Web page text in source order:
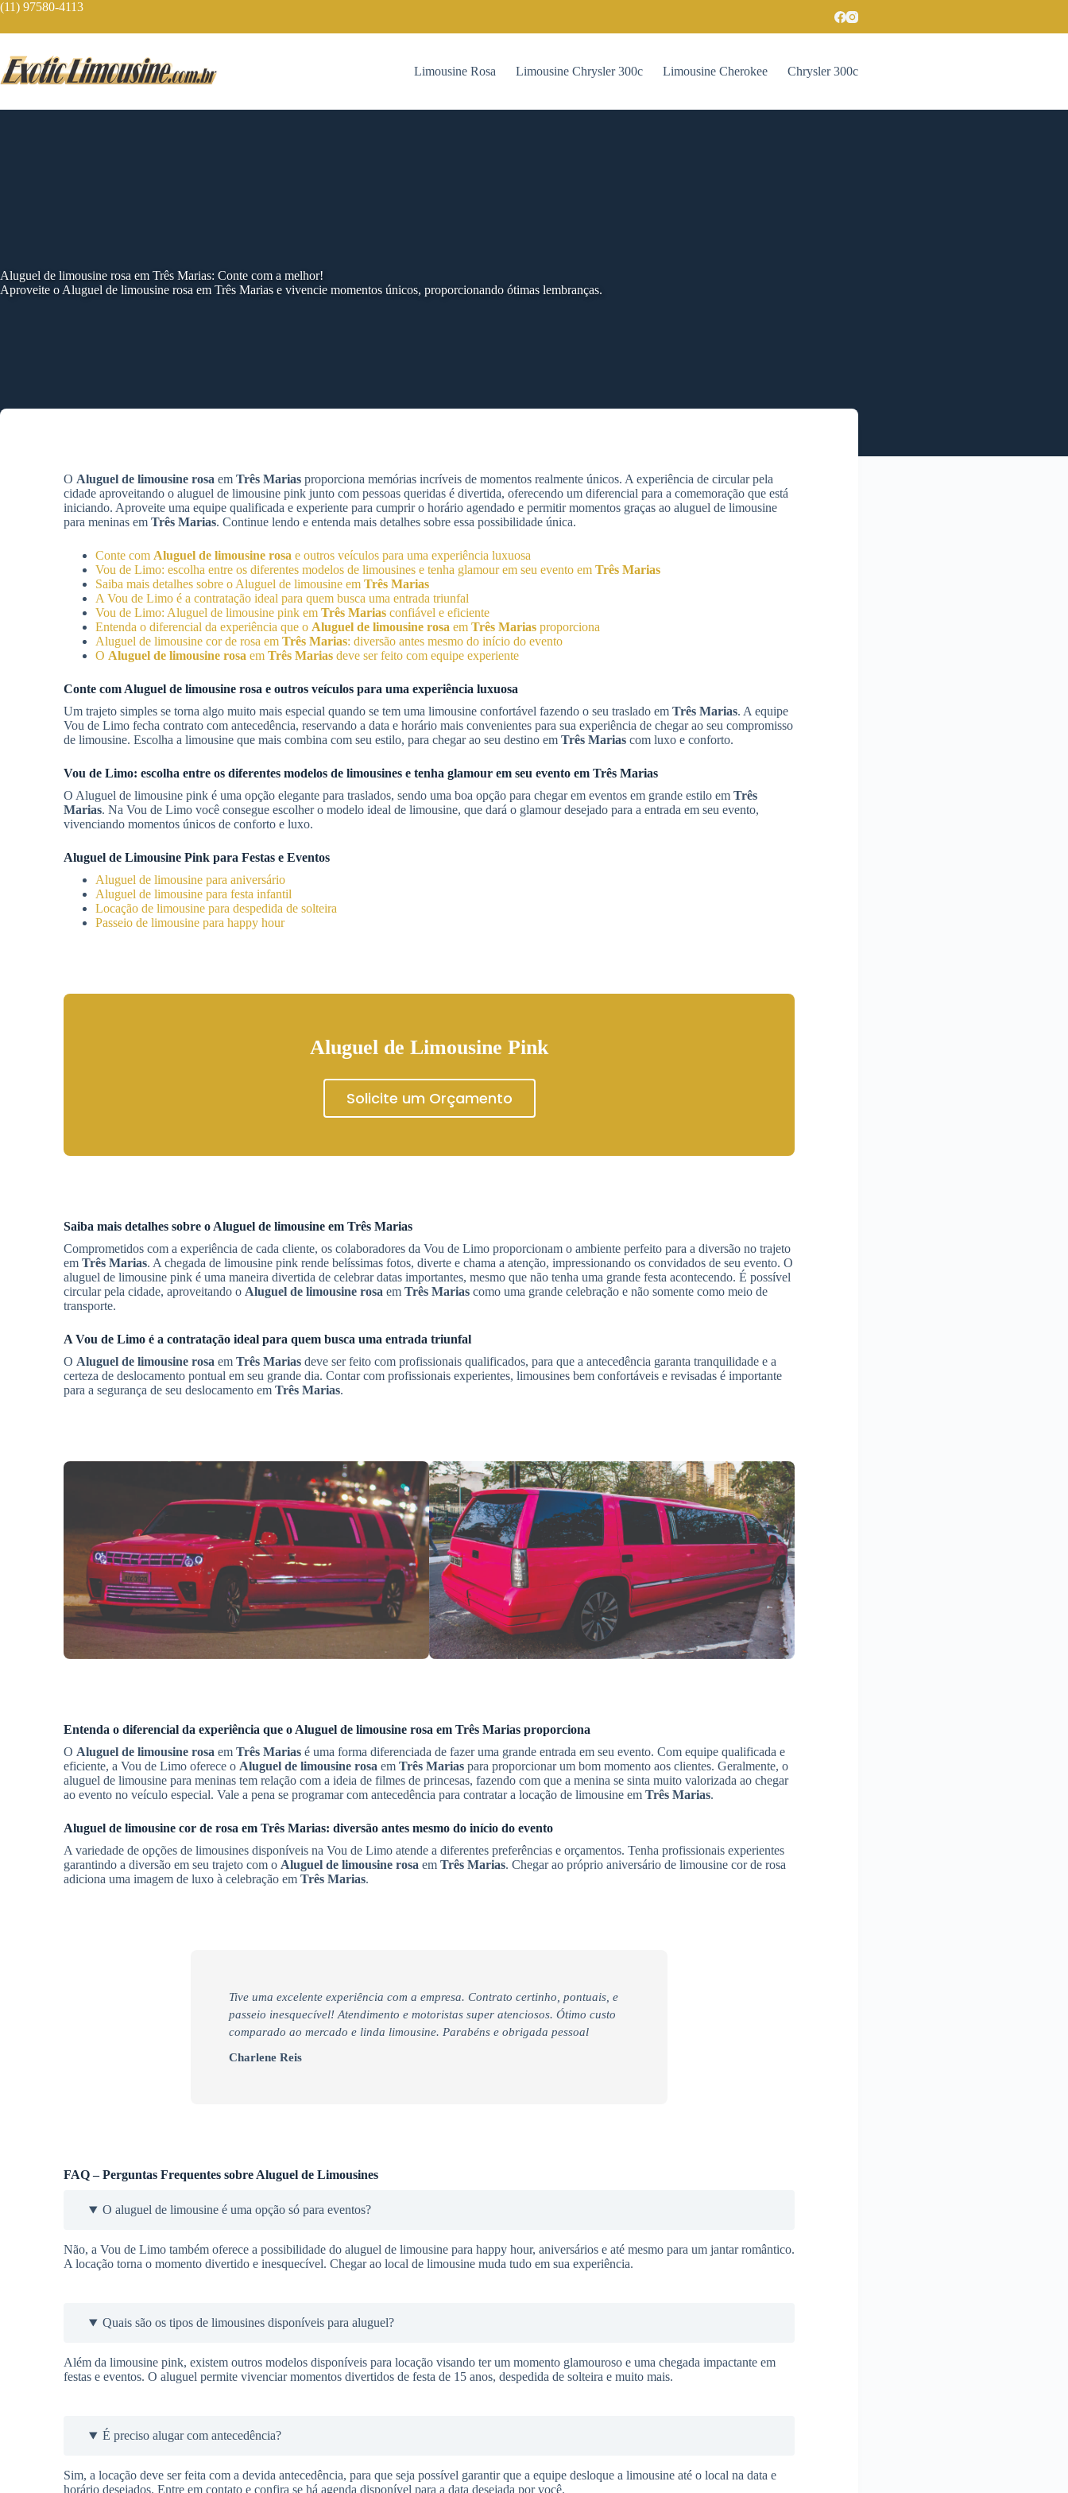
Skip
content
(11) 97580-4113
Limousine Rosa Limousine Chrysler 300c Limousine Cherokee Chrysler 300c
Aluguel de limousine rosa em Três Marias: Conte com a melhor!
Aproveite o Aluguel de limousine rosa em Três Marias e vivencie momentos únicos, proporcionando ótimas lembranças.
O Aluguel de limousine rosa em Três Marias proporciona memórias incríveis de momentos realmente únicos. A experiência de circular pela
cidade aproveitando o aluguel de limousine pink junto com pessoas queridas é divertida, oferecendo um diferencial para a comemoração que está
iniciando. Aproveite uma equipe qualificada e experiente para cumprir o horário agendado e permitir momentos graças ao aluguel de limousine
para meninas em Três Marias. Continue lendo e entenda mais detalhes sobre essa possibilidade única.
Conte com Aluguel de limousine rosa e outros veículos para uma experiência luxuosa
Vou de Limo: escolha entre os diferentes modelos de limousines e tenha glamour em seu evento em Três Marias
Saiba mais detalhes sobre o Aluguel de limousine em Três Marias
A Vou de Limo é a contratação ideal para quem busca uma entrada triunfal
Vou de Limo: Aluguel de limousine pink em Três Marias confiável e eficiente
Entenda o diferencial da experiência que o Aluguel de limousine rosa em Três Marias proporciona
Aluguel de limousine cor de rosa em Três Marias: diversão antes mesmo do início do evento
O Aluguel de limousine rosa em Três Marias deve ser feito com equipe experiente
Conte com Aluguel de limousine rosa e outros veículos para uma experiência luxuosa
Um trajeto simples se torna algo muito mais especial quando se tem uma limousine confortável fazendo o seu traslado em Três Marias. A equipe
Vou de Limo fecha contrato com antecedência, reservando a data e horário mais convenientes para sua experiência de chegar ao seu compromisso
de limousine. Escolha a limousine que mais combina com seu estilo, para chegar ao seu destino em Três Marias com luxo e conforto.
Vou de Limo: escolha entre os diferentes modelos de limousines e tenha glamour em seu evento em Três Marias
O Aluguel de limousine pink é uma opção elegante para traslados, sendo uma boa opção para chegar em eventos em grande estilo em Três
Marias. Na Vou de Limo você consegue escolher o modelo ideal de limousine, que dará o glamour desejado para a entrada em seu evento,
vivenciando momentos únicos de conforto e luxo.
Aluguel de Limousine Pink para Festas e Eventos
Aluguel de limousine para aniversário
Aluguel de limousine para festa infantil
Locação de limousine para despedida de solteira
Passeio de limousine para happy hour
Aluguel de Limousine Pink
Solicite um Orçamento
Saiba mais detalhes sobre o Aluguel de limousine em Três Marias
Comprometidos com a experiência de cada cliente, os colaboradores da Vou de Limo proporcionam o ambiente perfeito para a diversão no trajeto
em Três Marias. A chegada de limousine pink rende belíssimas fotos, diverte e chama a atenção, impressionando os convidados de seu evento. O
aluguel de limousine pink é uma maneira divertida de celebrar datas importantes, mesmo que não tenha uma grande festa acontecendo. É possível
circular pela cidade, aproveitando o Aluguel de limousine rosa em Três Marias como uma grande celebração e não somente como meio de
transporte.
A Vou de Limo é a contratação ideal para quem busca uma entrada triunfal
O Aluguel de limousine rosa em Três Marias deve ser feito com profissionais qualificados, para que a antecedência garanta tranquilidade e a
certeza de deslocamento pontual em seu grande dia. Contar com profissionais experientes, limousines bem confortáveis e revisadas é importante
para a segurança de seu deslocamento em Três Marias.
Entenda o diferencial da experiência que o Aluguel de limousine rosa em Três Marias proporciona
O Aluguel de limousine rosa em Três Marias é uma forma diferenciada de fazer uma grande entrada em seu evento. Com equipe qualificada e
eficiente, a Vou de Limo oferece o Aluguel de limousine rosa em Três Marias para proporcionar um bom momento aos clientes. Geralmente, o
aluguel de limousine para meninas tem relação com a ideia de filmes de princesas, fazendo com que a menina se sinta muito valorizada ao chegar
ao evento no veículo especial. Vale a pena se programar com antecedência para contratar a locação de limousine em Três Marias.
Aluguel de limousine cor de rosa em Três Marias: diversão antes mesmo do início do evento
A variedade de opções de limousines disponíveis na Vou de Limo atende a diferentes preferências e orçamentos. Tenha profissionais experientes
garantindo a diversão em seu trajeto com o Aluguel de limousine rosa em Três Marias. Chegar ao próprio aniversário de limousine cor de rosa
adiciona uma imagem de luxo à celebração em Três Marias.
Tive uma excelente experiência com a empresa. Contrato certinho, pontuais, e
passeio inesquecível! Atendimento e motoristas super atenciosos. Ótimo custo
comparado ao mercado e linda limousine. Parabéns e obrigada pessoal
Charlene Reis
FAQ – Perguntas Frequentes sobre Aluguel de Limousines
O aluguel de limousine é uma opção só para eventos?
Não, a Vou de Limo também oferece a possibilidade do aluguel de limousine para happy hour, aniversários e até mesmo para um jantar romântico.
A locação torna o momento divertido e inesquecível. Chegar ao local de limousine muda tudo em sua experiência.
Quais são os tipos de limousines disponíveis para aluguel?
Além da limousine pink, existem outros modelos disponíveis para locação visando ter um momento glamouroso e uma chegada impactante em
festas e eventos. O aluguel permite vivenciar momentos divertidos de festa de 15 anos, despedida de solteira e muito mais.
É preciso alugar com antecedência?
Sim, a locação deve ser feita com a devida antecedência, para que seja possível garantir que a equipe desloque a limousine até o local na data e
horário desejados. Entre em contato e confira se há agenda disponível para a data desejada por você.